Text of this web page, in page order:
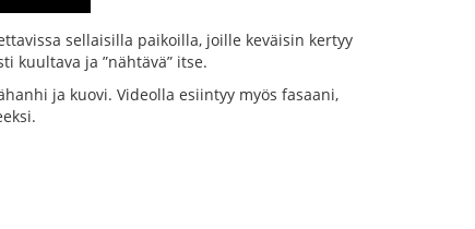
sellaisilla paikoilla, joille keväisin kertyy
kuultava ja ”nähtävä” itse.
ja kuovi. Videolla esiintyy myös fasaani,